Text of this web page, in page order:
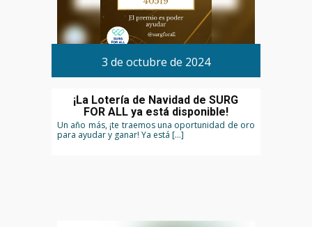
3 de octubre de 2024
¡La Lotería de Navidad de SURG
FOR ALL ya está disponible!
Un año más, ¡te traemos una oportunidad de oro
para ayudar y ganar! Ya está […]